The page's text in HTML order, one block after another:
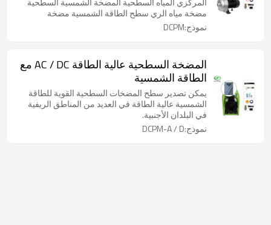
مضخة مياه الري سطح الطاقة الشمسية مضخة
نموذج:DCPM
المضخة السطحية عالية الطاقة AC / DC مع
الطاقة الشمسية
يمكن تصدير سطح المضخات السطحية القوية للطاقة
الشمسية عالية الطاقة في العديد من المناطق الريفية
في البلدان الأجنبية.
نموذج:DCPM-A / D